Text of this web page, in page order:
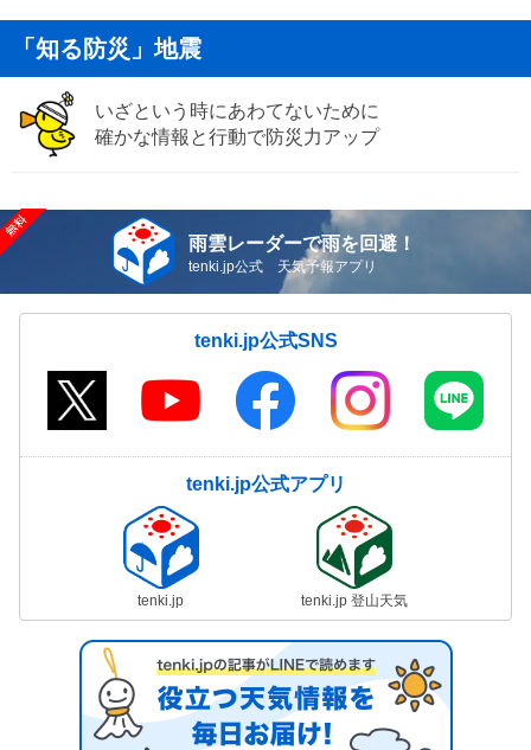
「知る防災」地震
いざという時にあわてないために
確かな情報と行動で防災力アップ
雨雲レーダーで雨を回避！
tenki.jp公式 天気予報アプリ
tenki.jp公式SNS
tenki.jp公式アプリ
tenki.jp tenki.jp 登山天気